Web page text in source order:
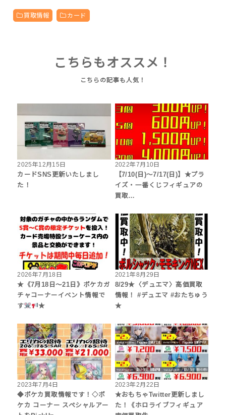
買取情報 カード
こちらもオススメ！
2025年12月15日
カードSNS更新いたしまし
た！
2022年7月10日
【7/10(日)～7/17(日)】★プラ
イズ・一番くじフィギュアの
買取…
2026年7月18日
★《7月18日～21日》ポケカガ
チャコーナーイベント情報で
す
★
2021年8月29日
8/29★〈デュエマ〉高価買取
情報！ #デュエマ #おたちゅう
★
2023年7月4日
◆ポケカ買取情報です！◇ポ
ケカ コーナー スペシャルアー
2023年2月22日
★おもちゃTwitter更新しまし
た！《ホロライブフィギュア